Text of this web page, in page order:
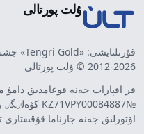
ۇلت پورتالى
قۇرىلتايشى: «Tengri Gold» جشس
2012-2026 © ۇلت پورتالى
قر اقپارات جەنە قوعامدىق دامۋ
№KZ71VPY00084887 كۋەلٸگٸ بەرٸلگەن.
اۆتورلىق جەنە جارناما قۇقىقتارى